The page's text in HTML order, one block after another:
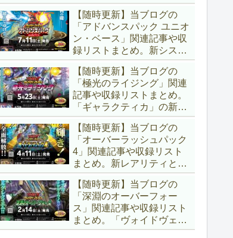
ンズ」は相手モンスターを
リリース！！また、新テー
マとして「救惺」、「ヘル
シィ」、「ゴエゴエ」も登
場です！！【遊戯王ラッシ
ュデュエル】
【随時更新】当ブログの
「アドバンスパック ユニオ
ン・ベース」関連記事や収
録リストまとめ。新システ
ム「ユニオンフュージョ
ン」の登場により、ようや
く原作さながらの「ＸＹ
Ｚ」が使用可能となりまし
た！！【遊戯王ラッシュデ
ュエル】
【随時更新】当ブログの
「極光のライジング」関連
記事や収録リストまとめ。
「ギャラクティカ」の新た
なフュージョンモンスター
やイラスト違い、「報道」
の強化に加え、幻竜族の新
テーマ「纏竜」も登場で
す！！【遊戯王ラッシュデ
ュエル】
【随時更新】当ブログの
「オーバーラッシュパック
4」関連記事や収録リスト
まとめ。新レアリティとし
てフルオーバーラッシュレ
ア仕様が初登場！！そし
て、OCGの大人気テーマ
「霊使い」も同時に実装さ
れています！！【遊戯王ラ
【随時更新】当ブログの
「深淵のオーバーフォー
ス」関連記事や収録リスト
まとめ。「ヴォイドヴェル
グ」や「夢中」、「ラ